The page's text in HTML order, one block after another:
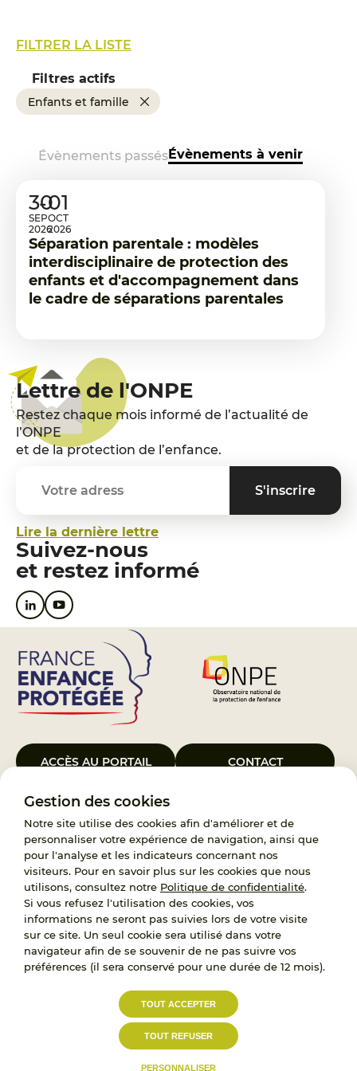
Gestion des cookies
Notre site utilise des cookies afin d'améliorer et de
personnaliser votre expérience de navigation, ainsi que
pour l'analyse et les indicateurs concernant nos
visiteurs. Pour en savoir plus sur les cookies que nous
utilisons, consultez notre Politique de confidentialité.
Si vous refusez l'utilisation des cookies, vos
informations ne seront pas suivies lors de votre visite
sur ce site. Un seul cookie sera utilisé dans votre
navigateur afin de se souvenir de ne pas suivre vos
préférences (il sera conservé pour une durée de 12 mois).
TOUT ACCEPTER
TOUT REFUSER
PERSONNALISER
FILTRER LA LISTE
Filtres actifs
Enfants et famille
Évènements passésÉvènements à venir
30
SEP
2026
01
OCT
2026
Séparation parentale : modèles
interdisciplinaire de protection des
enfants et d'accompagnement dans
le cadre de séparations parentales
Lettre de l'ONPE
Restez chaque mois informé de l’actualité de
l’ONPE
et de la protection de l’enfance.
Lire la dernière lettre
Suivez-nous
et restez informé
ACCÈS AU PORTAIL CONTACT
Le Groupement d’Intérêt Public France Enfance Protégée, créé le 5
janvier 2023, a pour objet d’assurer les missions de service public du
119, d’accompagnement des adoptants et de traitement des
demandes d’accès aux origines personnelles. France Enfance
Protégée est également un observatoire et une ressource pour
l’ensemble des professionnels, ainsi qu’un appui à l’élaboration de la
politique publique à travers le soutien à l’activité des conseils
nationaux.
RECRUTEMENT
L’État, les Départements et les Associations au
service de la prévention et de la protection de
l’enfance.
partiellement conforme
Politique de
confidentialité